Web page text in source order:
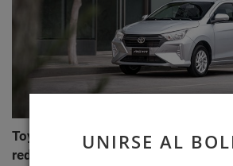
UNIRSE AL
Toyota AGYA: el nuevo hatchback
redefi...